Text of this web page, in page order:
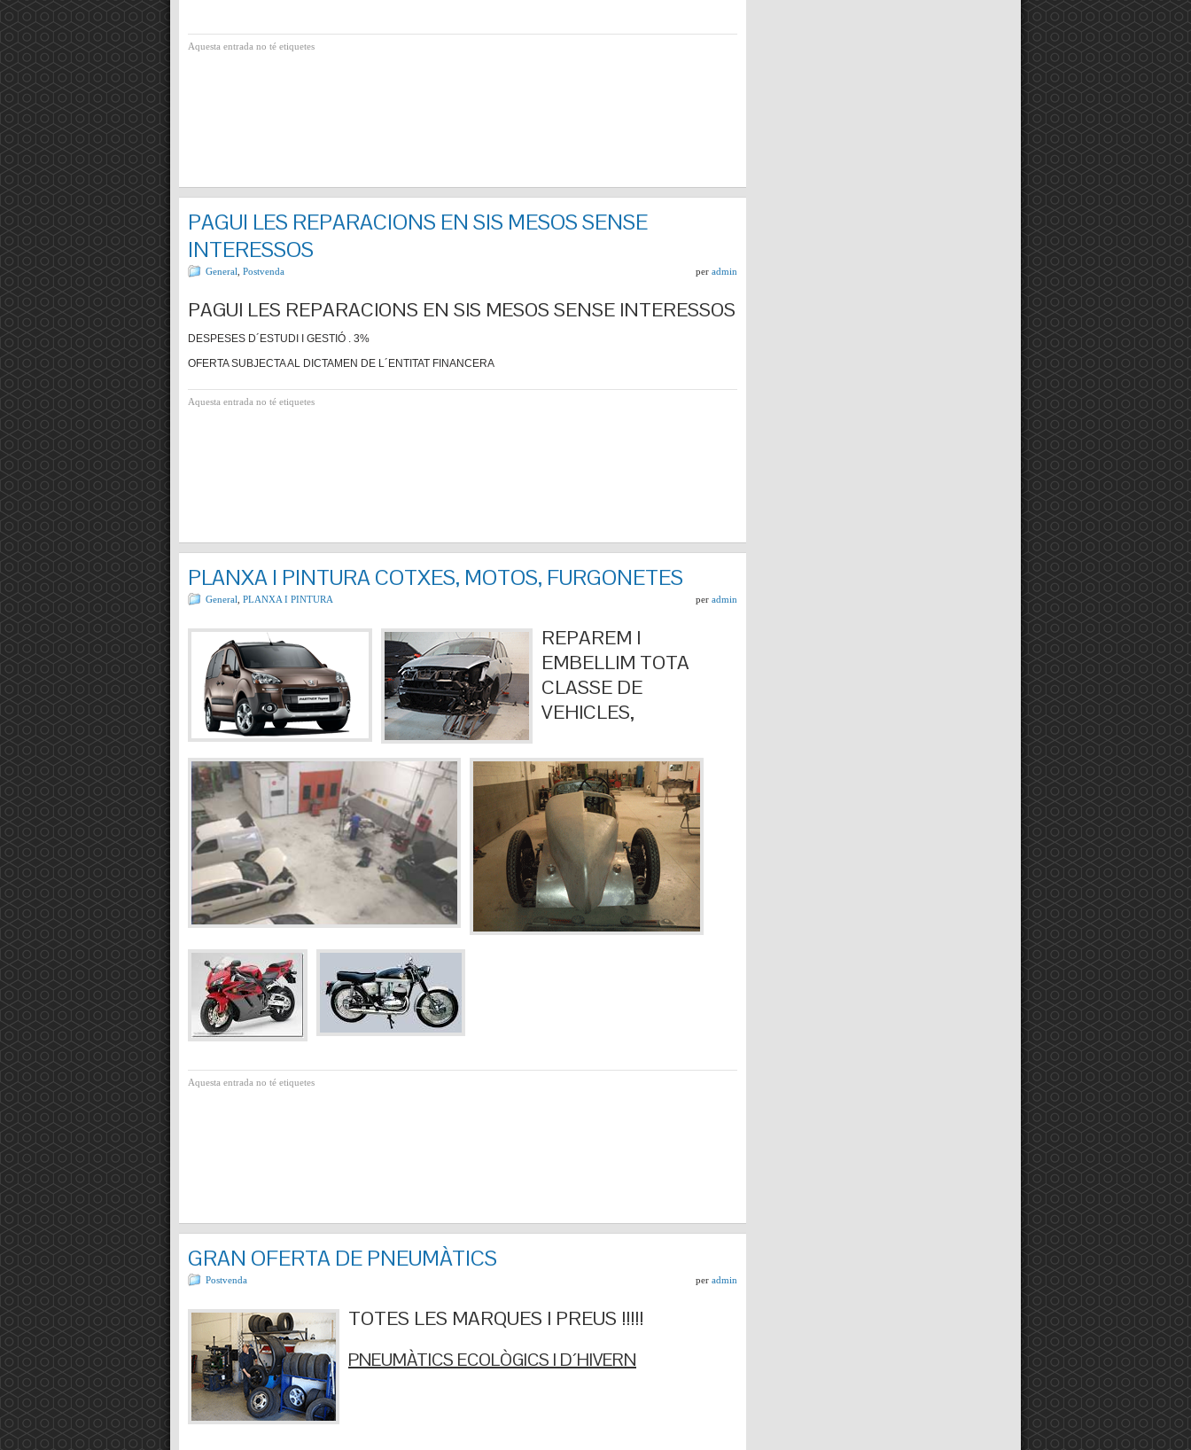
Aquesta entrada no té etiquetes
PAGUI LES REPARACIONS EN SIS MESOS SENSE
INTERESSOS
General Postvenda per admin
PAGUI LES REPARACIONS EN SIS MESOS SENSE INTERESSOS
DESPESES D´ESTUDI I GESTIÓ . 3%
OFERTA SUBJECTA AL DICTAMEN DE L´ENTITAT FINANCERA
Aquesta entrada no té etiquetes
PLANXA I PINTURA COTXES, MOTOS, FURGONETES
General PLANXA I PINTURA per admin
REPAREM I
EMBELLIM TOTA
CLASSE DE
VEHICLES,
Aquesta entrada no té etiquetes
GRAN OFERTA DE PNEUMÀTICS
Postvenda per admin
TOTES LES MARQUES I PREUS !!!!!
PNEUMÀTICS ECOLÒGICS I D´HIVERN